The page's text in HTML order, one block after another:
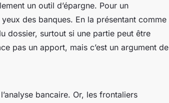
un outil d’épargne. Pour un
des banques. En la présentant comme
dossier, surtout si une partie peut être
pas un apport, mais c’est un argument de
bancaire. Or, les frontaliers